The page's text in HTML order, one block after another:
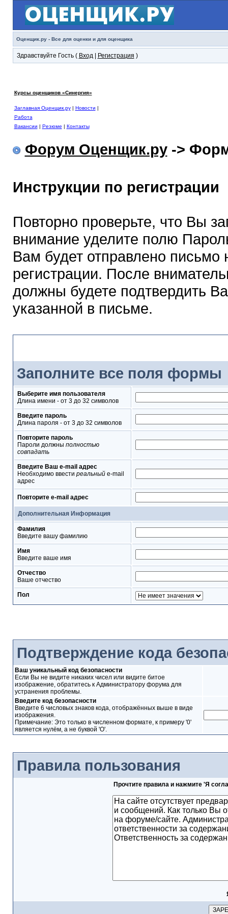
Оценщик.ру - Все для оценки и для оценщика
Здравствуйте Гость ( Вход| Регистрация )
Курсы оценщиков «Синергия»
Заглавная Оценщик.ру| Новости |
Работа
Вакансии | Резюме | Контакты
Форум Оценщик.ру->
Инструкции по регистрации
Повторно проверьте, что Вы
внимание уделите полю
Вам будет отправлено
регистрации. После
должны будете подтвердить
указанной в письме.
Заполните все поля формы
Выберите имя пользователя
Длина имени - от 3 до 32 символов
Введите пароль
Длина пароля - от 3 до 32 символов
Повторите пароль
Пароли должны полностью
совпадать
Введите Ваш e-mail адрес
Необходимо ввести реальныйe-mail
адрес
Повторите e-mail адрес
Дополнительная Информация
Фамилия
Введите вашу фамилию
Имя
Введите ваше имя
Отчество
Ваше отчество
Пол
Подтверждение кода
Ваш уникальный код безопасности
Если Вы не видите никаких чисел или видите битое
изображение, обратитесь к Администратору форума для
устранения проблемы.
Введите код безопасности
Введите 6 числовых знаков кода, отображённых выше в виде
изображения.
Примечание: Это только в численном формате, к примеру '0'
является нулём, а не буквой 'O'.
Правила пользования
Прочтите правила и нажмите 'Я